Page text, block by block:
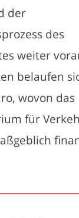
der
des
weiter
belaufen
wovon das
für